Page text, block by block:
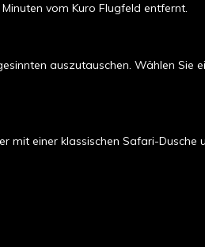
vom Kuro Flugfeld entfernt.
auszutauschen. Wählen Sie
einer klassischen Safari­-Dusche